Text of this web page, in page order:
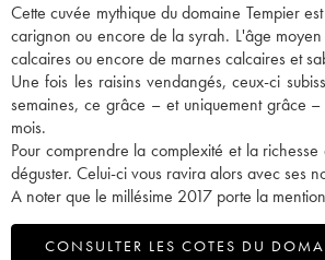
Cette cuvée mythique du domaine Tempier
carignon ou encore de la syrah. L'âge
calcaires ou encore de marnes calcaires et
Une fois les raisins vendangés, ceux-ci
semaines, ce grâce – et uniquement grâce
mois.
Pour comprendre la complexité et la
déguster. Celui-ci vous ravira alors avec ses
A noter que le millésime 2017 porte la
CONSULTER LES COTES DU